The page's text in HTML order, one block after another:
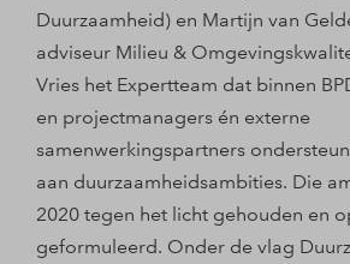
Duurzaamheid) en Martijn van
adviseur Milieu &
Vries het Expertteam dat binnen
en projectmanagers én externe
samenwerkingspartners
aan duurzaamheidsambities. Die
2020 tegen het licht gehouden en
geformuleerd. Onder de vlag